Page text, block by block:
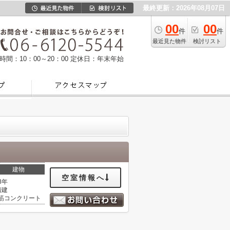
最終更新：2026年08月07日
00件
最近見た物件
00件
検討リスト
間：10：00～20：00 定休日：年末年始
建物
年
建
コンクリート
空室情報へ